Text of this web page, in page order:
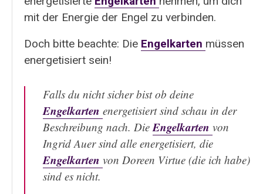
mit der Energie der Engel zu verbinden.
Doch bitte beachte: Die Engelkarten müssen
energetisiert sein!
Falls du nicht sicher bist ob deine
Engelkartenenergetisiert sind schau in der
Beschreibung nach. DieEngelkartenvon
Ingrid Auer sind alle energetisiert, die
Engelkartenvon Doreen Virtue (die ich habe)
sind es nicht.